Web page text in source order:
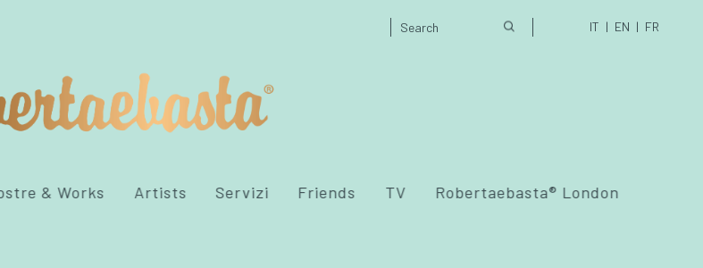
IT EN FR
& Works Artists Servizi Friends TV Robertaebasta® London